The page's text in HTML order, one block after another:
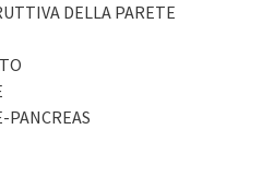
DELLA PARETE